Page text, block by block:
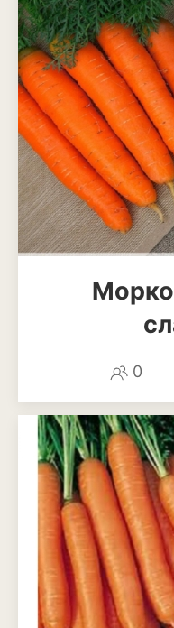
Баклажан
Брокколи
Брюссельская капуста
Кабачки
Капуста
Капуста кольраби
Картофель
Листовая капуста
Патиссоны
Пекинская и китайская
капуста
Подсолнечник
Редис
0